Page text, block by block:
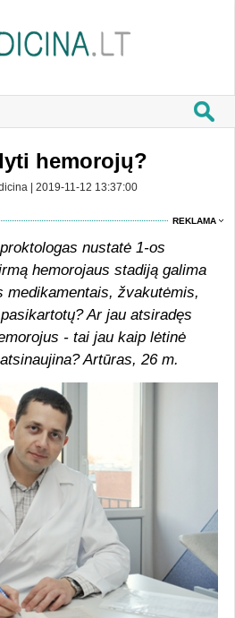
hemorojų?
| 2019-11-12 13:37:00
REKLAMA
nustatė 1-os
hemorojaus stadiją galima
žvakutėmis,
Ar jau atsiradęs
- tai jau kaip lėtinė
Artūras, 26 m.